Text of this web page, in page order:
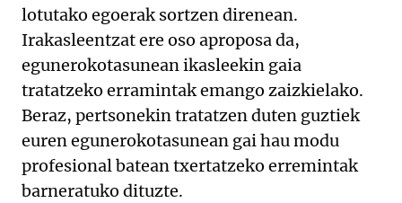
lotutako egoerak sortzen direnean.
Irakasleentzat ere oso aproposa da,
egunerokotasunean ikasleekin gaia
tratatzeko erramintak emango zaizkielako.
Beraz, pertsonekin tratatzen duten guztiek
euren egunerokotasunean gai hau modu
profesional batean txertatzeko erremintak
barneratuko dituzte.